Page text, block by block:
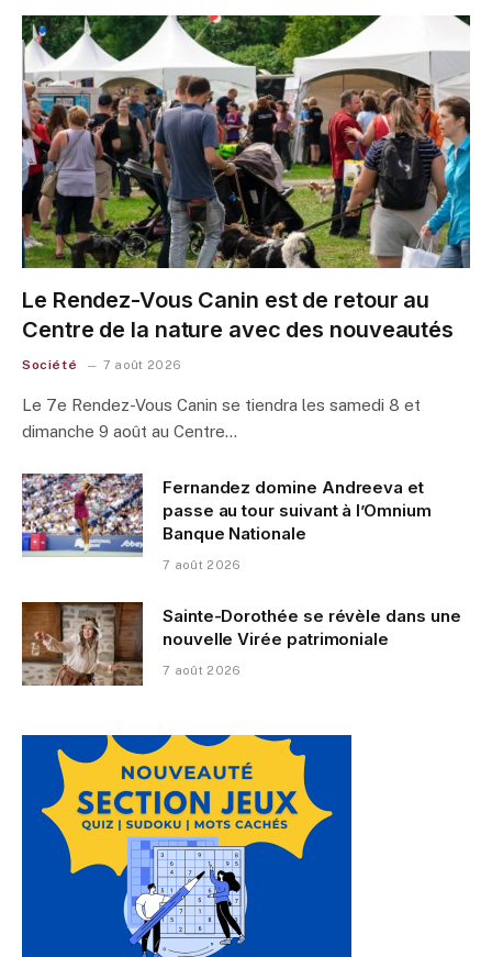
Le Rendez-Vous Canin est de retour au
Centre de la nature avec des nouveautés
Société 7 août 2026
Le 7e Rendez-Vous Canin se tiendra les samedi 8 et
dimanche 9 août au Centre…
Fernandez domine Andreeva et
passe au tour suivant à l’Omnium
Banque Nationale
7 août 2026
Sainte-Dorothée se révèle dans une
nouvelle Virée patrimoniale
7 août 2026